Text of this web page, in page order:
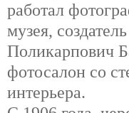
работал
музея,
Поликарпович
фотосалон со
интерьера.